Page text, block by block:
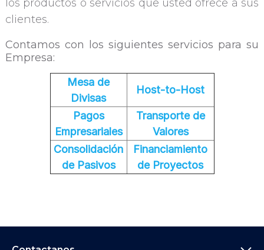
los productos o servicios que usted ofrece a sus
clientes.
Contamos con los siguientes servicios para su
Empresa:
Mesa de
Divisas
Host-to-Host
Pagos
Empresariales
Transporte de
Valores
Consolidación
de Pasivos
Financiamiento
de Proyectos